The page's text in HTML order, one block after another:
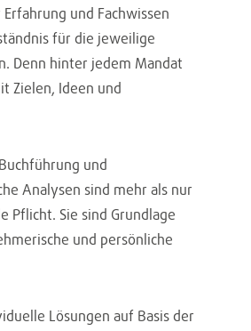
und Fachwissen
für die jeweilige
Denn hinter jedem Mandat
Zielen, Ideen und
und
Analysen sind mehr als nur
Pflicht. Sie sind Grundlage
und persönliche
Lösungen auf Basis der